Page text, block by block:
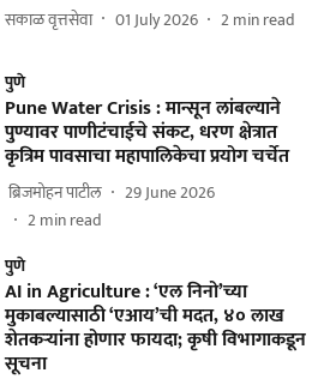
सकाळ वृत्तसेवा 01 July 2026 2min read
पुणे
Pune Water Crisis : मान्सून लांबल्याने
पुण्यावर पाणीटंचाईचे संकट, धरण क्षेत्रात
कृत्रिम पावसाचा महापालिकेचा प्रयोग चर्चेत
​ ब्रिजमोहन पाटील
29 June 2026
2min read
पुणे
AI in Agriculture : ‘एल निनो’च्या
मुकाबल्यासाठी ‘एआय’ची मदत, ४० लाख
शेतकऱ्यांना होणार फायदा; कृषी विभागाकडून
सूचना